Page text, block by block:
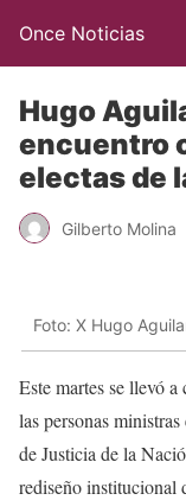
Once Noticias
Hugo
encuentro
electas de
Gilberto Molina
Foto: X Hugo
Este martes se llevó a
las personas
de Justicia de la
rediseño institucional